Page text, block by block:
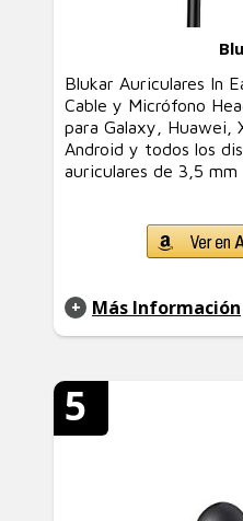
Blukar Auriculares In
Cable y Micrófono
para Galaxy, Huawei,
Android y todos los
auriculares de 3,5 mm
Más Información
5